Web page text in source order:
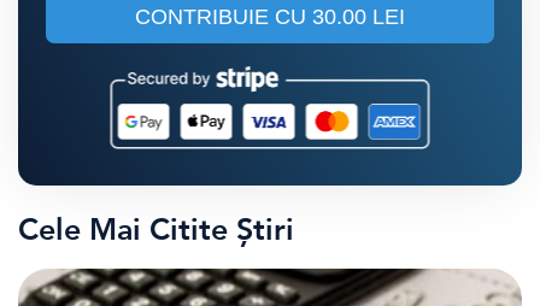
CONTRIBUIE CU 30.00 LEI
Cele Mai Citite Știri